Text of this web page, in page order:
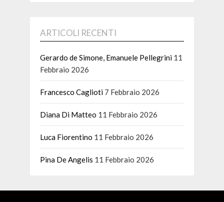
ARTICOLI RECENTI
Gerardo de Simone, Emanuele Pellegrini 11
Febbraio 2026
Francesco Caglioti 7 Febbraio 2026
Diana Di Matteo 11 Febbraio 2026
Luca Fiorentino 11 Febbraio 2026
Pina De Angelis 11 Febbraio 2026